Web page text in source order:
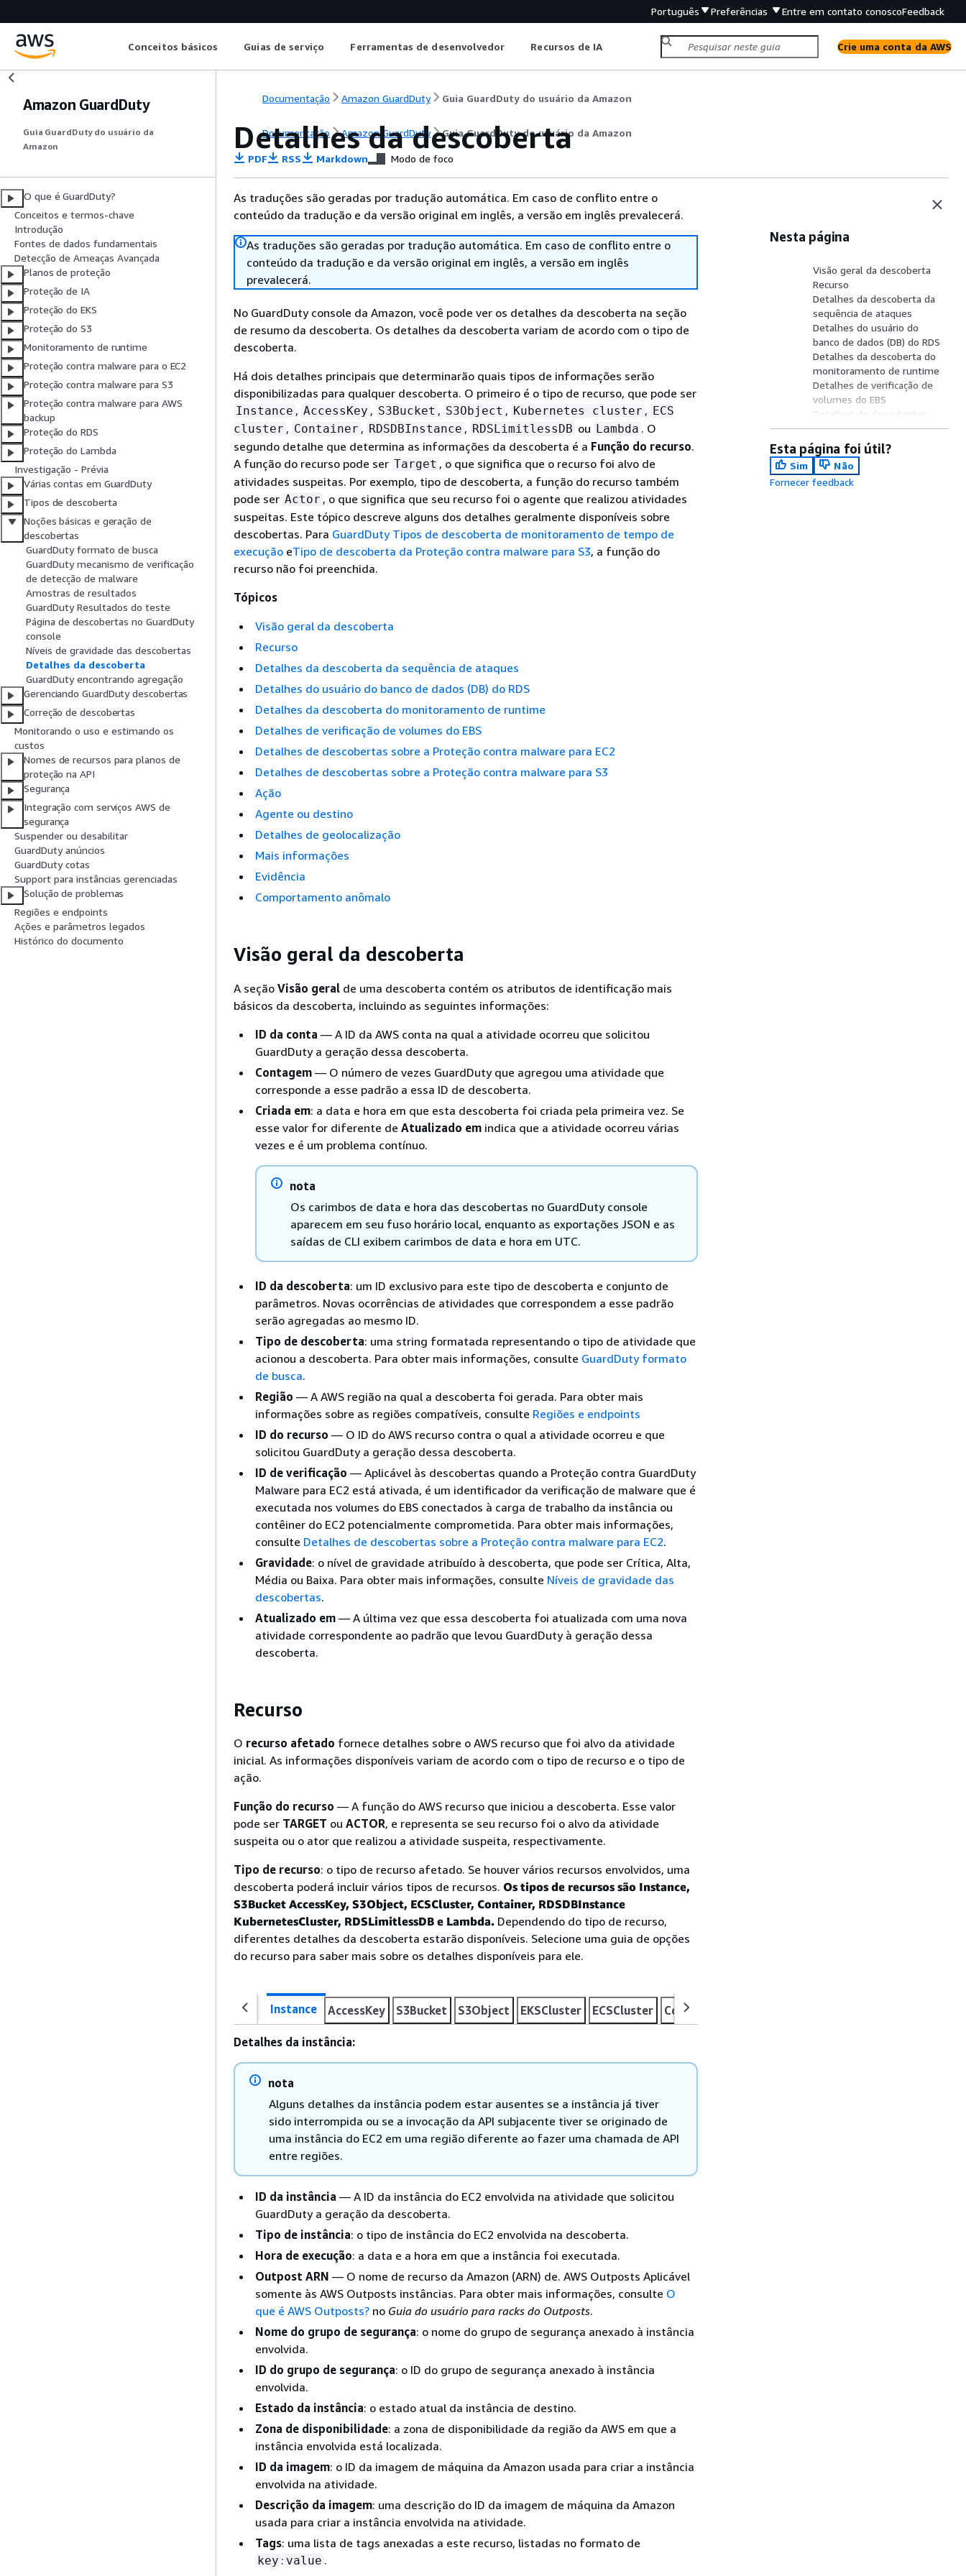
Português Preferências Entre em contato conoscoFeedback
Conceitos básicos Guias de serviço Ferramentas de desenvolvedor Recursos de IA Crie uma conta da AWS
Amazon GuardDuty
Guia GuardDuty do usuário da
Amazon
O que é GuardDuty?
Conceitos e termos-chave
Introdução
Fontes de dados fundamentais
Detecção de Ameaças Avançada
Planos de proteção
Proteção de IA
Proteção do EKS
Proteção do S3
Monitoramento de runtime
Proteção contra malware para o EC2
Proteção contra malware para S3
Proteção contra malware para AWS
backup
Proteção do RDS
Proteção do Lambda
Investigação - Prévia
Várias contas em GuardDuty
Tipos de descoberta
Noções básicas e geração de
descobertas
GuardDuty formato de busca
GuardDuty mecanismo de verificação
de detecção de malware
Amostras de resultados
GuardDuty Resultados do teste
Página de descobertas no GuardDuty
console
Níveis de gravidade das descobertas
Detalhes da descoberta
GuardDuty encontrando agregação
Gerenciando GuardDuty descobertas
Correção de descobertas
Monitorando o uso e estimando os
custos
Nomes de recursos para planos de
proteção na API
Segurança
Integração com serviços AWS de
segurança
Suspender ou desabilitar
GuardDuty anúncios
GuardDuty cotas
Support para instâncias gerenciadas
Solução de problemas
Regiões e endpoints
Ações e parâmetros legados
Histórico do documento
Documentação Amazon GuardDuty Guia GuardDuty do usuário da Amazon
Documentação Amazon GuardDuty Guia GuardDuty do usuário da Amazon
Detalhes da descoberta
PDF RSS Markdown Modo de foco
As traduções são geradas por tradução automática. Em caso de conflito entre o
conteúdo da tradução e da versão original em inglês, a versão em inglês prevalecerá.
As traduções são geradas por tradução automática. Em caso de conflito entre o
conteúdo da tradução e da versão original em inglês, a versão em inglês
prevalecerá.
No GuardDuty console da Amazon, você pode ver os detalhes da descoberta na seção
de resumo da descoberta. Os detalhes da descoberta variam de acordo com o tipo de
descoberta.
Há dois detalhes principais que determinarão quais tipos de informações serão
disponibilizadas para qualquer descoberta. O primeiro é o tipo de recurso, que pode ser
Instance , AccessKey , S3Bucket , S3Object , Kubernetes cluster , ECS
cluster , Container , RDSDBInstance , RDSLimitlessDB ou Lambda . O
segundo detalhe que determina as informações da descoberta é a Função do recurso.
A função do recurso pode ser Target , o que significa que o recurso foi alvo de
atividades suspeitas. Por exemplo, tipo de descoberta, a função do recurso também
pode ser Actor , o que significa que seu recurso foi o agente que realizou atividades
suspeitas. Este tópico descreve alguns dos detalhes geralmente disponíveis sobre
descobertas. Para GuardDuty Tipos de descoberta de monitoramento de tempo de
execução eTipo de descoberta da Proteção contra malware para S3, a função do
recurso não foi preenchida.
Tópicos
Visão geral da descoberta
Recurso
Detalhes da descoberta da sequência de ataques
Detalhes do usuário do banco de dados (DB) do RDS
Detalhes da descoberta do monitoramento de runtime
Detalhes de verificação de volumes do EBS
Detalhes de descobertas sobre a Proteção contra malware para EC2
Detalhes de descobertas sobre a Proteção contra malware para S3
Ação
Agente ou destino
Detalhes de geolocalização
Mais informações
Evidência
Comportamento anômalo
Visão geral da descoberta
A seção Visão geral de uma descoberta contém os atributos de identificação mais
básicos da descoberta, incluindo as seguintes informações:
ID da conta — A ID da AWS conta na qual a atividade ocorreu que solicitou
GuardDuty a geração dessa descoberta.
Contagem — O número de vezes GuardDuty que agregou uma atividade que
corresponde a esse padrão a essa ID de descoberta.
Criada em: a data e hora em que esta descoberta foi criada pela primeira vez. Se
esse valor for diferente de Atualizado em indica que a atividade ocorreu várias
vezes e é um problema contínuo.
nota
Os carimbos de data e hora das descobertas no GuardDuty console
aparecem em seu fuso horário local, enquanto as exportações JSON e as
saídas de CLI exibem carimbos de data e hora em UTC.
ID da descoberta: um ID exclusivo para este tipo de descoberta e conjunto de
parâmetros. Novas ocorrências de atividades que correspondem a esse padrão
serão agregadas ao mesmo ID.
Tipo de descoberta: uma string formatada representando o tipo de atividade que
acionou a descoberta. Para obter mais informações, consulte GuardDuty formato
de busca.
Região — A AWS região na qual a descoberta foi gerada. Para obter mais
informações sobre as regiões compatíveis, consulte Regiões e endpoints
ID do recurso — O ID do AWS recurso contra o qual a atividade ocorreu e que
solicitou GuardDuty a geração dessa descoberta.
ID de verificação — Aplicável às descobertas quando a Proteção contra GuardDuty
Malware para EC2 está ativada, é um identificador da verificação de malware que é
executada nos volumes do EBS conectados à carga de trabalho da instância ou
contêiner do EC2 potencialmente comprometida. Para obter mais informações,
consulte Detalhes de descobertas sobre a Proteção contra malware para EC2.
Gravidade: o nível de gravidade atribuído à descoberta, que pode ser Crítica, Alta,
Média ou Baixa. Para obter mais informações, consulte Níveis de gravidade das
descobertas.
Atualizado em — A última vez que essa descoberta foi atualizada com uma nova
atividade correspondente ao padrão que levou GuardDuty à geração dessa
descoberta.
Recurso
O recurso afetado fornece detalhes sobre o AWS recurso que foi alvo da atividade
inicial. As informações disponíveis variam de acordo com o tipo de recurso e o tipo de
ação.
Função do recurso — A função do AWS recurso que iniciou a descoberta. Esse valor
pode ser TARGET ou ACTOR, e representa se seu recurso foi o alvo da atividade
suspeita ou o ator que realizou a atividade suspeita, respectivamente.
Tipo de recurso: o tipo de recurso afetado. Se houver vários recursos envolvidos, uma
descoberta poderá incluir vários tipos de recursos. Os tipos de recursos são Instance,
S3Bucket AccessKey, S3Object, ECSCluster, Container, RDSDBInstance
KubernetesCluster, RDSLimitlessDB e Lambda. Dependendo do tipo de recurso,
diferentes detalhes da descoberta estarão disponíveis. Selecione uma guia de opções
do recurso para saber mais sobre os detalhes disponíveis para ele.
Instance AccessKey S3Bucket S3Object EKSCluster ECSCluster Container
Detalhes da instância:
nota
Alguns detalhes da instância podem estar ausentes se a instância já tiver
sido interrompida ou se a invocação da API subjacente tiver se originado de
uma instância do EC2 em uma região diferente ao fazer uma chamada de API
entre regiões.
ID da instância — A ID da instância do EC2 envolvida na atividade que solicitou
GuardDuty a geração da descoberta.
Tipo de instância: o tipo de instância do EC2 envolvida na descoberta.
Hora de execução: a data e a hora em que a instância foi executada.
Outpost ARN — O nome de recurso da Amazon (ARN) de. AWS Outposts Aplicável
somente às AWS Outposts instâncias. Para obter mais informações, consulte O
que é AWS Outposts? no Guia do usuário para racks do Outposts.
Nome do grupo de segurança: o nome do grupo de segurança anexado à instância
envolvida.
ID do grupo de segurança: o ID do grupo de segurança anexado à instância
envolvida.
Estado da instância: o estado atual da instância de destino.
Zona de disponibilidade: a zona de disponibilidade da região da AWS em que a
instância envolvida está localizada.
ID da imagem: o ID da imagem de máquina da Amazon usada para criar a instância
envolvida na atividade.
Descrição da imagem: uma descrição do ID da imagem de máquina da Amazon
usada para criar a instância envolvida na atividade.
Tags: uma lista de tags anexadas a este recurso, listadas no formato de
key : value .
Nesta página
Visão geral da descoberta
Recurso
Detalhes da descoberta da
sequência de ataques
Detalhes do usuário do
banco de dados (DB) do RDS
Detalhes da descoberta do
monitoramento de runtime
Detalhes de verificação de
volumes do EBS
Detalhes de descobertas
sobre a Proteção contra
malware para EC2
Detalhes de descobertas
sobre a Proteção contra
malware para S3
Esta página foi útil?
Sim
Não
Fornecer feedback